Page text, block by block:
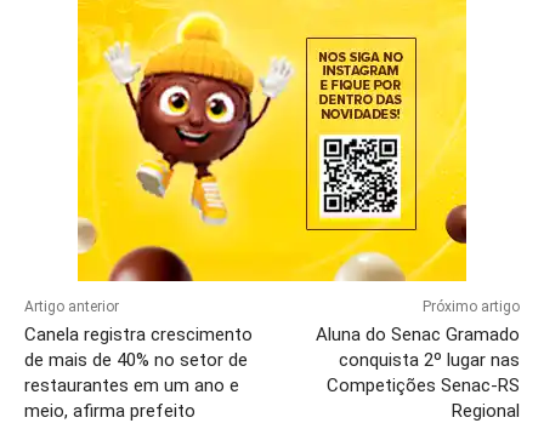
Artigo anterior
Canela registra crescimento
de mais de 40% no setor de
restaurantes em um ano e
meio, afirma prefeito
Próximo artigo
Aluna do Senac Gramado
conquista 2º lugar nas
Competições Senac-RS
Regional